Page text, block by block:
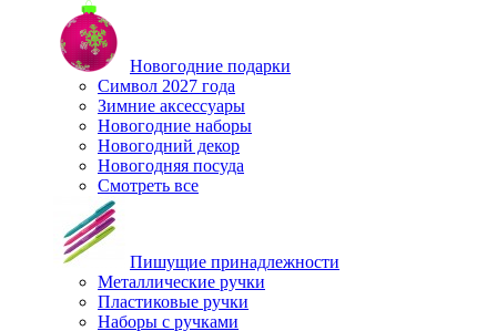
Новогодние подарки
Символ 2027 года
Зимние аксессуары
Новогодние наборы
Новогодний декор
Новогодняя посуда
Смотреть все
Пишущие принадлежности
Металлические ручки
Пластиковые ручки
Наборы с ручками